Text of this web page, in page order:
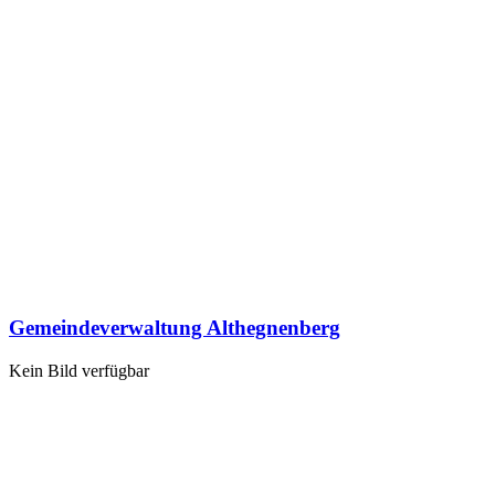
Gemeindeverwaltung Althegnenberg
Kein Bild verfügbar